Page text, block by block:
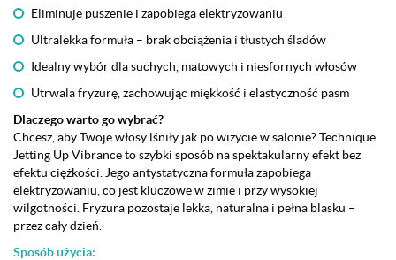
Eliminuje puszenie i zapobiega elektryzowaniu
Ultralekka formuła – brak obciążenia i tłustych śladów
Idealny wybór dla suchych, matowych i niesfornych włosów
Utrwala fryzurę, zachowując miękkość i elastyczność pasm
Dlaczego warto go wybrać?
Chcesz, aby Twoje włosy lśniły jak po wizycie w salonie? Technique
Jetting Up Vibrance to szybki sposób na spektakularny efekt bez
efektu ciężkości. Jego antystatyczna formuła zapobiega
elektryzowaniu, co jest kluczowe w zimie i przy wysokiej
wilgotności. Fryzura pozostaje lekka, naturalna i pełna blasku –
przez cały dzień.
Sposób użycia: